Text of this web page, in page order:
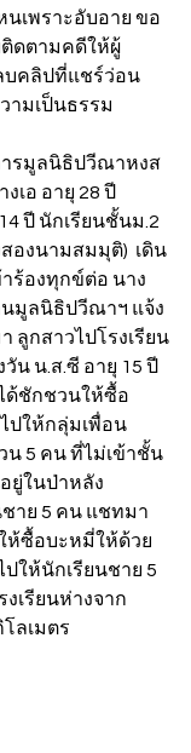
นเพราะอับอาย ขอ
ดตามคดีให้ผู้
บคลิปที่แชร์ว่อน
วามเป็นธรรม
ารมูลนิธิปวีณาหงส
เอ อายุ 28 ปี
ปี นักเรียนชั้นม.2
องนามสมมุติ)  เดิน
ร้องทุกข์ต่อ นาง
มูลนิธิปวีณาฯ แจ้ง
ลูกสาวไปโรงเรียน
น น.ส.ซี อายุ 15 ปี
ด้ชักชวนให้ซื้อ
ปให้กลุ่มเพื่อน
น 5 คน ที่ไม่เข้าชั้น
ยู่ในป่าหลัง
ชาย 5 คน แชทมา
ห้ซื้อบะหมี่ให้ด้วย
ปให้นักเรียนชาย 5
เรียนห่างจาก
ลเมตร